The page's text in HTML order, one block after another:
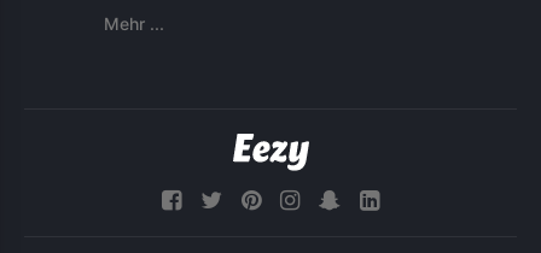
Mehr ...